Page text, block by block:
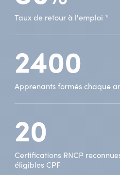
Taux de retour à l'emploi *
2400
Apprenants formés chaque
20
Certifications RNCP
éligibles CPF